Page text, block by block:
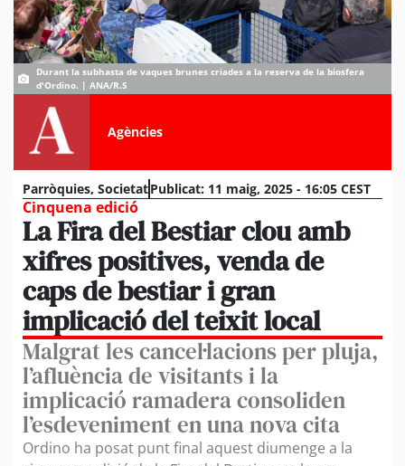
Durant la subhasta de vaques brunes criades a la reserva de la biosfera
d'Ordino. | ANA/R.S
Agències
Parròquies, SocietatPublicat: 11 maig, 2025 - 16:05 CEST
Cinquena edició
La Fira del Bestiar clou amb
xifres positives, venda de
caps de bestiar i gran
implicació del teixit local
Malgrat les cancel·lacions per pluja,
l’afluència de visitants i la
implicació ramadera consoliden
l’esdeveniment en una nova cita
Ordino ha posat punt final aquest diumenge a la